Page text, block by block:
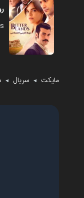
مایکت ◄ سریال ◄